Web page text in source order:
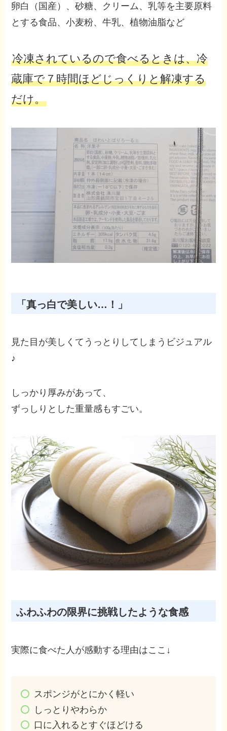
卵白（国産）、砂糖、クリーム、乳等を主要原料
とする食品、小麦粉、牛乳、植物油脂など
冷凍されているので食べるときは、冷
蔵庫で７時間ほどじっくりと解凍する
だけ。
「真っ白で美しい…！」
見た目が美しくてうっとりしてしまうビジュアル
♪
しっかり厚みがあって、
ずっしりとした重量感もすごい。
ふわふわの限界に挑戦したような食感
実際に食べた人が感動する理由はここ↓
スポンジがとにかく軽い
しっとりやわらか
口に入れるとすぐほどける